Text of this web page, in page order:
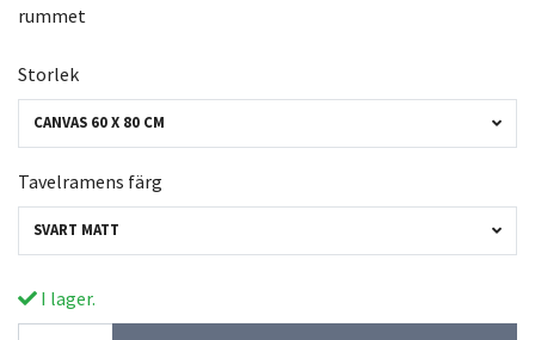
rummet
Storlek
CANVAS 60 X 80 CM
Tavelramens färg
SVART MATT
I lager.